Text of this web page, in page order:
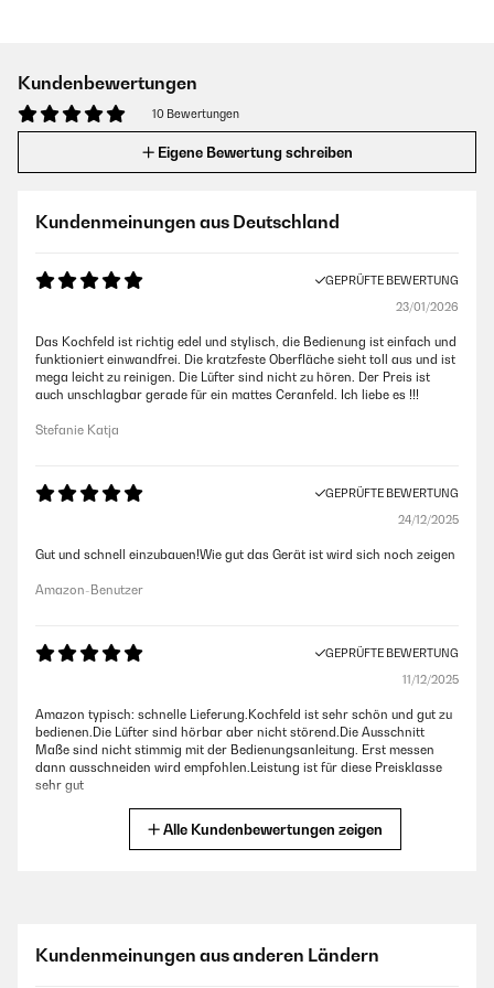
Kundenbewertungen
10 Bewertungen
Eigene Bewertung schreiben
Kundenmeinungen aus Deutschland
GEPRÜFTE BEWERTUNG
23/01/2026
Das Kochfeld ist richtig edel und stylisch, die Bedienung ist einfach und
funktioniert einwandfrei. Die kratzfeste Oberfläche sieht toll aus und ist
mega leicht zu reinigen. Die Lüfter sind nicht zu hören. Der Preis ist
auch unschlagbar gerade für ein mattes Ceranfeld. Ich liebe es !!!
Stefanie Katja
GEPRÜFTE BEWERTUNG
24/12/2025
Gut und schnell einzubauen!Wie gut das Gerät ist wird sich noch zeigen
Amazon-Benutzer
GEPRÜFTE BEWERTUNG
11/12/2025
Amazon typisch: schnelle Lieferung.Kochfeld ist sehr schön und gut zu
bedienen.Die Lüfter sind hörbar aber nicht störend.Die Ausschnitt
Maße sind nicht stimmig mit der Bedienungsanleitung. Erst messen
dann ausschneiden wird empfohlen.Leistung ist für diese Preisklasse
sehr gut
Funktioniert einwandfrei und die Zahlen sind sehr gut zu lesen.Kochen
macht noch mehr Spaß.
Alle Kundenbewertungen zeigen
Kundenmeinungen aus anderen Ländern